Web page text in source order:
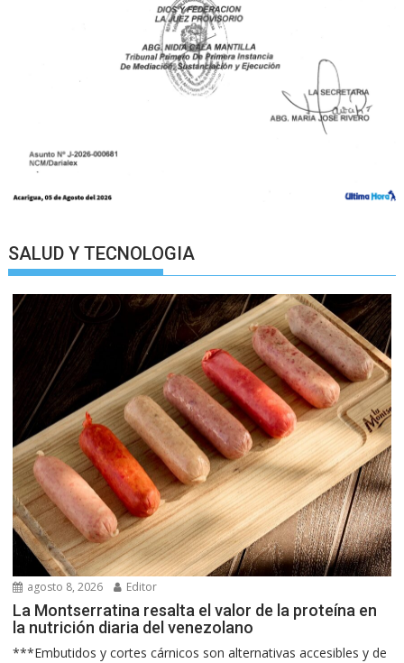
SALUD Y TECNOLOGIA
agosto 8, 2026 Editor
La Montserratina resalta el valor de la proteína en
la nutrición diaria del venezolano
***Embutidos y cortes cárnicos son alternativas accesibles y de